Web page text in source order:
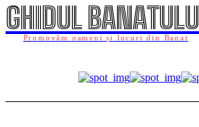
GHIDUL BANATULUI
Promovăm oameni și locuri din Banat